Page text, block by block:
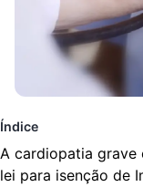
Índice
A cardiopatia grave
lei para isenção de